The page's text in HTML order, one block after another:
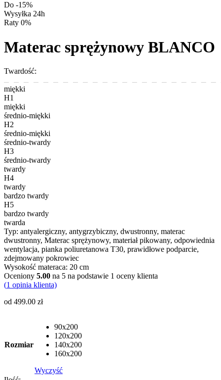
Do -15%
Wysyłka 24h
Raty 0%
Materac sprężynowy BLANCO
Twardość:
miękki
H1
miękki
średnio-miękki
H2
średnio-miękki
średnio-twardy
H3
średnio-twardy
twardy
H4
twardy
bardzo twardy
H5
bardzo twardy
twarda
Typ: antyalergiczny, antygrzybiczny, dwustronny, materac
dwustronny, Materac sprężynowy, materiał pikowany, odpowiednia
wentylacja, pianka poliuretanowa T30, prawidłowe podparcie,
zdejmowany pokrowiec
Wysokość materaca: 20 cm
Oceniony 5.00 na 5 na podstawie 1 oceny klienta
(1 opinia klienta)
od 499.00 zł
Rozmiar
90x200
120x200
140x200
160x200
Wyczyść